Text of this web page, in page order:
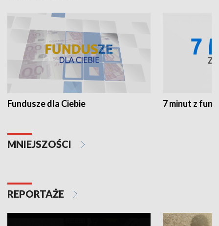
Fundusze dla Ciebie 7 minut z
MNIEJSZOŚCI
REPORTAŻE